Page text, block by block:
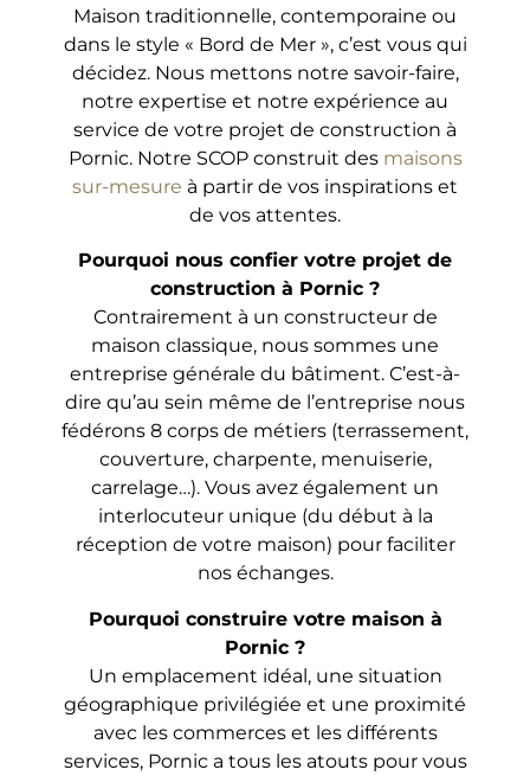
Maison traditionnelle, contemporaine ou
dans le style « Bord de Mer », c’est vous qui
décidez. Nous mettons notre savoir-faire,
notre expertise et notre expérience au
service de votre projet de construction à
Pornic. Notre SCOP construit des maisons
sur-mesure à partir de vos inspirations et
de vos attentes.
Pourquoi nous confier votre projet de
construction à Pornic ?
Contrairement à un constructeur de
maison classique, nous sommes une
entreprise générale du bâtiment. C’est-à-
dire qu’au sein même de l’entreprise nous
fédérons 8 corps de métiers (terrassement,
couverture, charpente, menuiserie,
carrelage…). Vous avez également un
interlocuteur unique (du début à la
réception de votre maison) pour faciliter
nos échanges.
Pourquoi construire votre maison à
Pornic ?
Un emplacement idéal, une situation
géographique privilégiée et une proximité
avec les commerces et les différents
services, Pornic a tous les atouts pour vous